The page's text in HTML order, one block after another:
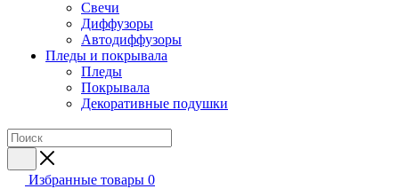
Свечи
Диффузоры
Автодиффузоры
Пледы и покрывала
Пледы
Покрывала
Декоративные подушки
Избранные товары 0